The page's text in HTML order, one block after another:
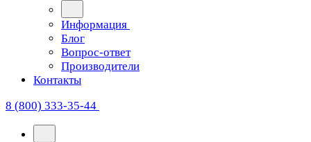
Информация
Блог
Вопрос-ответ
Производители
Контакты
8 (800) 333-35-44